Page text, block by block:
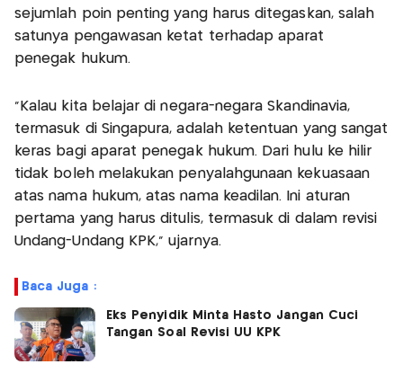
sejumlah poin penting yang harus ditegaskan, salah
satunya pengawasan ketat terhadap aparat
penegak hukum.
“Kalau kita belajar di negara-negara Skandinavia,
termasuk di Singapura, adalah ketentuan yang sangat
keras bagi aparat penegak hukum. Dari hulu ke hilir
tidak boleh melakukan penyalahgunaan kekuasaan
atas nama hukum, atas nama keadilan. Ini aturan
pertama yang harus ditulis, termasuk di dalam revisi
Undang-Undang KPK,” ujarnya.
Baca Juga :
Eks Penyidik Minta Hasto Jangan Cuci
Tangan Soal Revisi UU KPK